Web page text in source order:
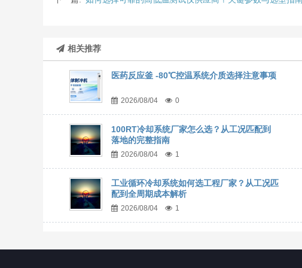
相关推荐
医药反应釜 -80℃控温系统介质选择注意事项
2026/08/04 0
100RT冷却系统厂家怎么选？从工况匹配到
落地的完整指南
2026/08/04 1
工业循环冷却系统如何选工程厂家？从工况匹
配到全周期成本解析
2026/08/04 1